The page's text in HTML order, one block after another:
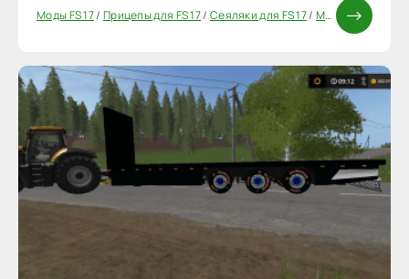
Моды FS 17/ Прицепы для FS 17/ Сеяляки для FS 17/ Моды ФС 17